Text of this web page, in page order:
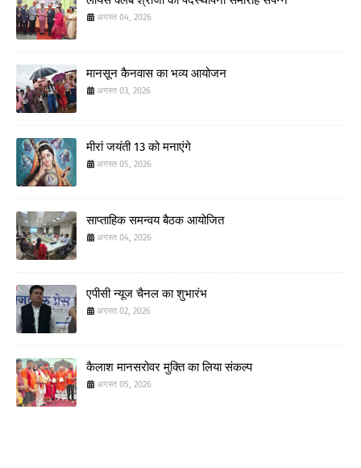
अगस्त 04, 2026
मानसून कैनवास का भव्य आयोजन
अगस्त 03, 2026
मीरां जयंती 13 को मनाएंगे
अगस्त 05, 2026
साप्ताहिक समन्वय बैठक आयोजित
अगस्त 04, 2026
एपीसी न्यूज चैनल का शुभारंभ
अगस्त 02, 2026
कैलाश मानसरोवर मुक्ति का लिया संकल्प
अगस्त 05, 2026